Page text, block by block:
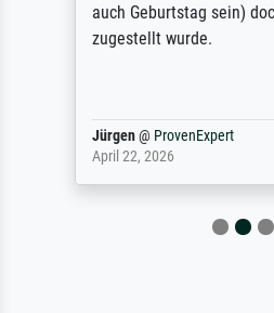
auch Geburtstag sein)
zugestellt wurde.
Jürgen@ ProvenExpert
April 22, 2026